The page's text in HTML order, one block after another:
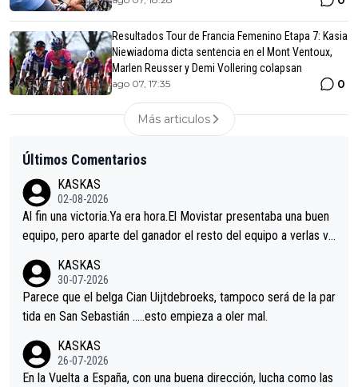
Resultados Tour de Francia Femenino Etapa 7: Kasia
Niewiadoma dicta sentencia en el Mont Ventoux,
Marlen Reusser y Demi Vollering colapsan
ago 07, 17:35 0
Más articulos
Últimos Comentarios
KASKAS
02-08-2026
Al fin una victoria.Ya era hora.El Movistar presentaba una buen
equipo, pero aparte del ganador el resto del equipo a verlas ve
s.La única buena noticia es la mejoría de Enric Más en San Seb
astian.Si en la Vuelta a Burgos sigue la mejoría, podríamos ten
er alguna sorpresa en la Vuelta.Ojalá.
KASKAS
30-07-2026
Parece que el belga Cian Uijtdebroeks, tampoco será de la par
tida en San Sebastián …..esto empieza a oler mal.
KASKAS
26-07-2026
En la Vuelta a España, con una buena dirección, lucha como las